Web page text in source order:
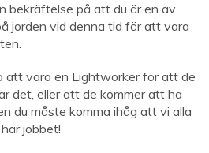
bekräftelse på att du är en av
jorden vid denna tid för att vara
att vara en Lightworker för att de
det, eller att de kommer att ha
du måste komma ihåg att vi alla
jobbet!